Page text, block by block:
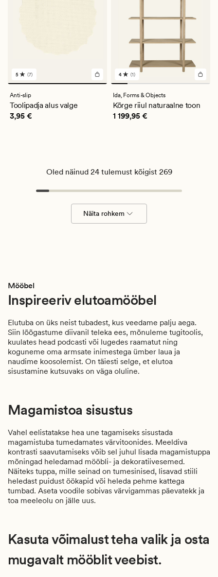
7
arvustust
keskmise
hinnanguga
5
5 (7)
Anti-slip
Toolipadja alus valge
Pris_ee
3,95 €
1
arvustust
keskmise
hinnanguga
4
4 (1)
Ida, Forms & Objects
Kõrge riiul naturaalne toon
Pris_ee 1 199,95 €
1 199,95 €
Oled näinud 24 tulemust kõigist 269
Näita rohkem
Mööbel
Inspireeriv elutoamööbel
Elutuba on üks neist tubadest, kus veedame palju aega.
Siin lõõgastume diivanil teleka ees, mõnuleme tugitoolis,
kuulates head podcasti või lugedes raamatut ning
koguneme oma armsate inimestega ümber laua ja
naudime koosolemist. On täiesti selge, et elutoa
sisustamine kutsuvaks on väga oluline.
Magamistoa sisustus
Vahel eelistatakse hea une tagamiseks sisustada
magamistuba tumedamates värvitoonides. Meeldiva
kontrasti saavutamiseks võib sel juhul lisada magamistuppa
mõningad heledamad mööbli- ja dekoratiivesemed.
Näiteks tuppa, mille seinad on tumesinised, lisavad stiili
heledast puidust öökapid või heleda pehme kattega
tumbad. Aseta voodile sobivas värvigammas päevatekk ja
toa meeleolu on jälle uus.
Kasuta võimalust teha valik ja osta
mugavalt mööblit veebist.